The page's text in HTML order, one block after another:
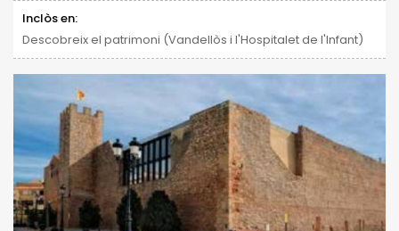
Inclòs en:
Descobreix el patrimoni (Vandellòs i l'Hospitalet de l'Infant)